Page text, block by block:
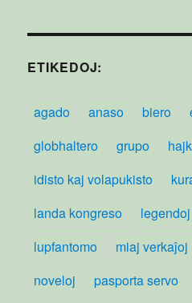
ETIKEDOJ:
agado anaso biero
globhaltero
grupo
idisto kaj volapukisto
landa kongreso
legendoj
lupfantomo
miaj verkaĵoj
noveloj
pasporta servo